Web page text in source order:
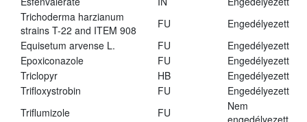
Trichoderma harzianum
strains T-22 and ITEM 908
FU
Engedélyezett
Equisetum arvense L.
FU
Engedélyezett
Epoxiconazole
FU
Engedélyezett
Triclopyr
HB
Engedélyezett
Trifloxystrobin
FU
Engedélyezett
Triflumizole
FU
Nem